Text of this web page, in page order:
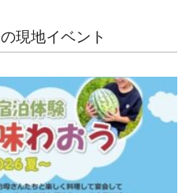
の現地イベント